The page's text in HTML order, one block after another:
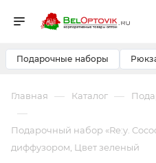
Подарочные наборы
Главная — Каталог —
—
Подарочный набор «Re:y.
диффузором, Цвет зеленый